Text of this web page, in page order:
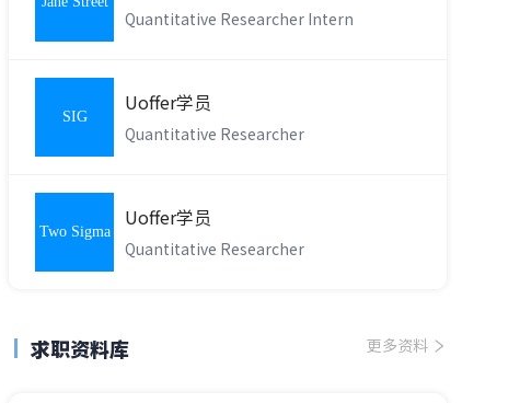
Quantitative Researcher Intern
SIG
Uoffer学员
Quantitative Researcher
Two Sigma
Uoffer学员
Quantitative Researcher
求职资料库 更多资料